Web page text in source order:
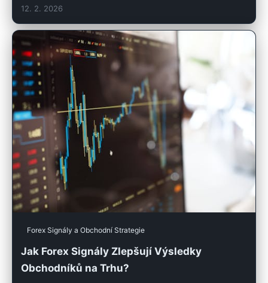
12. 2. 2026
Forex Signály a Obchodní Strategie
Jak Forex Signály Zlepšují Výsledky
Obchodníků na Trhu?